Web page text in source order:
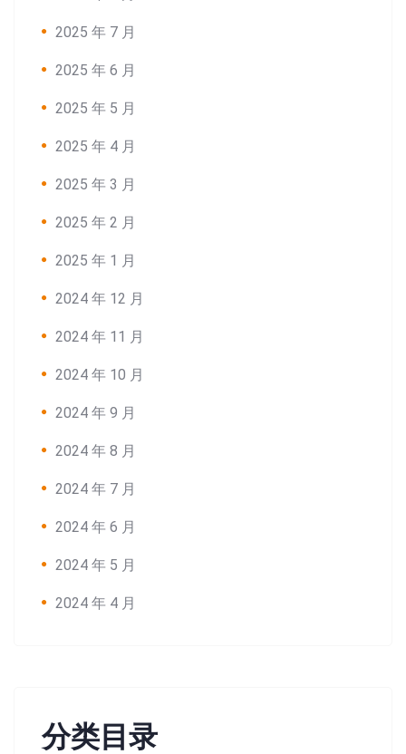
Search:
2025 年 7 月
2025 年 6 月
2025 年 5 月
2025 年 4 月
2025 年 3 月
2025 年 2 月
2025 年 1 月
2024 年 12 月
2024 年 11 月
2024 年 10 月
2024 年 9 月
2024 年 8 月
2024 年 7 月
2024 年 6 月
2024 年 5 月
2024 年 4 月
分类目录